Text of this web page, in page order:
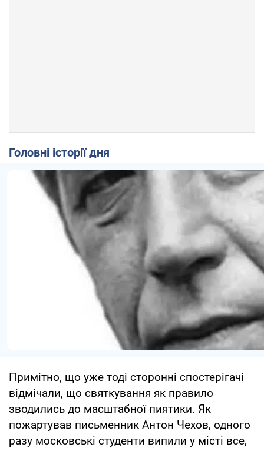
Головні історії дня
Примітно, що уже тоді сторонні спостерігачі
відмічали, що святкування як правило
зводились до масштабної пиятики. Як
пожартував письменник Антон Чехов, одного
разу московські студенти випили у місті все,